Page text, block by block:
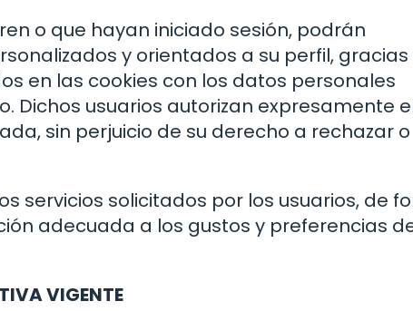
o que hayan iniciado sesión, podrán
y orientados a su perfil, gracias
en las cookies con los datos personales
Dichos usuarios autorizan expresamente
sin perjuicio de su derecho a rechazar o
servicios solicitados por los usuarios, de
adecuada a los gustos y preferencias
VIGENTE